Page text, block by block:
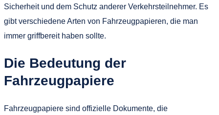
Sicherheit und dem Schutz anderer Verkehrsteilnehmer. Es
gibt verschiedene Arten von Fahrzeugpapieren, die man
immer griffbereit haben sollte.
Die Bedeutung der
Fahrzeugpapiere
Fahrzeugpapiere sind offizielle Dokumente, die